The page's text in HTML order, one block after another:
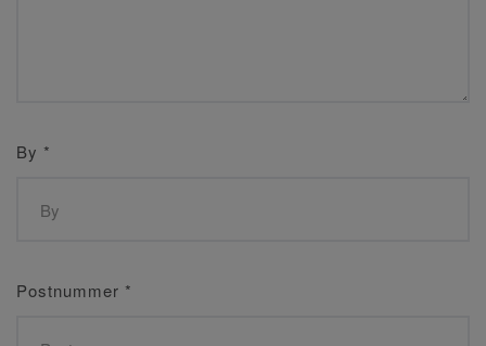
By *
Postnummer *